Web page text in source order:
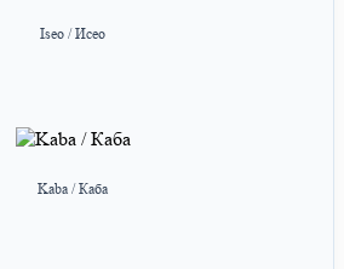
Iseo / Исео
Kaba / Каба